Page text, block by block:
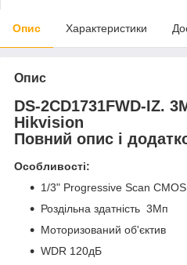
Опис Характеристики
Опис
DS-2CD1731FWD-IZ.
Hikvision
Повний опис і
Особливості:
1/3" Progressive Scan CMOS
Роздільна здатність 3Мп
Моторизований об'єктив
WDR 120дБ